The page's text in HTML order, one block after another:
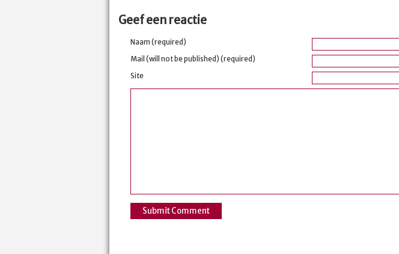
Geef een reactie
Naam (required)
Mail (will not be published) (required)
Site